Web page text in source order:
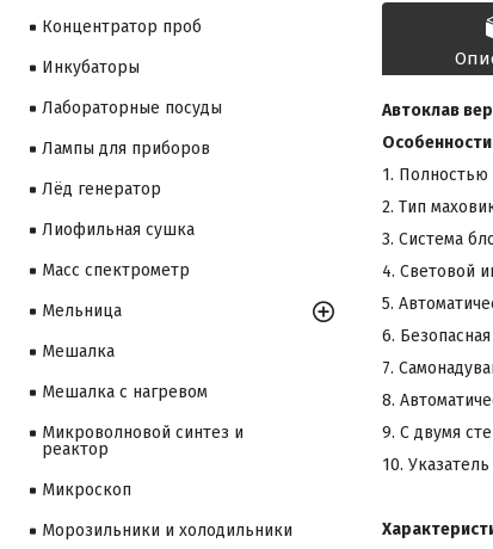
Автоклав
1.
2. Тип
3. Система
4. Световой
5.
6.
7.
8.
9. С двумя
10.
Концентратор проб
Инкубаторы
Лабораторные посуды
Лампы для приборов
Лёд генератор
Лиофильная сушка
Масс спектрометр
Мельница
Мешалка
Мешалка с нагревом
Микроволновой синтез и
реактор
Микроскоп
Морозильники и холодильники